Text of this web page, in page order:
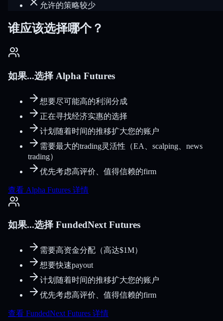
允许的策略较少
谁应该选择哪个？
如果...选择 Alpha Futures
想要尽可能高的利润分成
正在寻找经济实惠的选择
计划随着时间的推移扩大您的账户
需要最大的trading灵活性（EA、scalping、news
trading）
优先考虑高评价、值得信赖的firm
查看 Alpha Futures 详情
如果...选择 FundedNext Futures
需要高资金分配（高达$1M）
想要快速payout
计划随着时间的推移扩大您的账户
优先考虑高评价、值得信赖的firm
查看 FundedNext Futures 详情